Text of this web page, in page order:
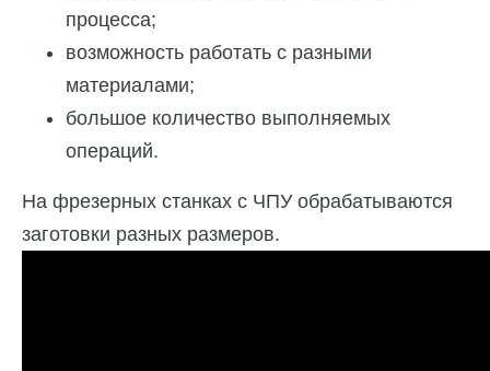
процесса;
возможность работать с разными
материалами;
большое количество выполняемых
операций.
На фрезерных станках с ЧПУ обрабатываются
заготовки разных размеров.